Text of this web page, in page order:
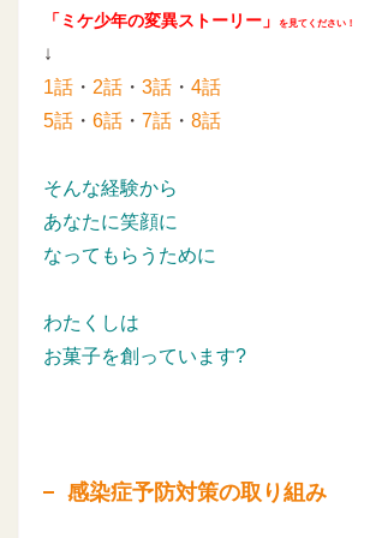
「ミケ少年の変異ストーリー」 を見てください！
↓
1話 ・ 2話 ・ 3話 ・ 4話
5話 ・ 6話 ・ 7話 ・ 8話
そんな経験から
あなたに笑顔に
なってもらうために
わたくしは
お菓子を創っています?
感染症予防対策の取り組み